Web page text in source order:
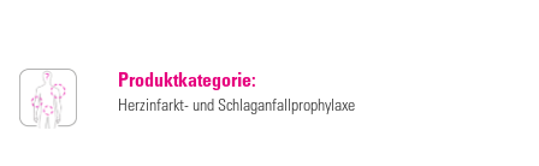
Produktkategorie:
Herzinfarkt- und Schlaganfallprophylaxe